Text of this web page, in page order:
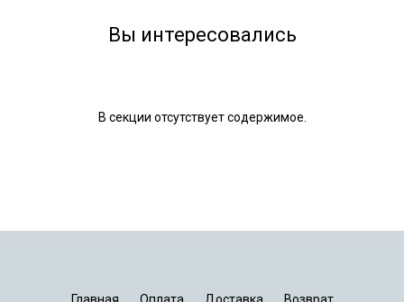
Вы интересовались
В секции отсутствует содержимое.